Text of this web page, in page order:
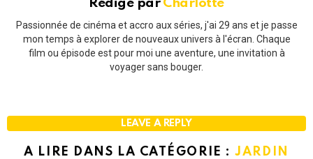
Rédigé par Charlotte
Passionnée de cinéma et accro aux séries, j'ai 29 ans et je passe
mon temps à explorer de nouveaux univers à l'écran. Chaque
film ou épisode est pour moi une aventure, une invitation à
voyager sans bouger.
LEAVE A REPLY
A LIRE DANS LA CATÉGORIE :JARDIN